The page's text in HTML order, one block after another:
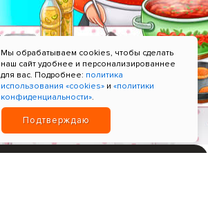
Мы обрабатываем cookies, чтобы сделать
наш сайт удобнее и персонализированнее
для вас. Подробнее: политика
использования «cookies» и «политики
конфиденциальности».
Подтверждаю